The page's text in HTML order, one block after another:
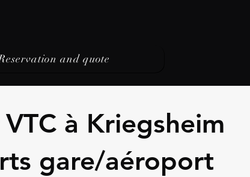
and quote
à Kriegsheim
gare/aéroport